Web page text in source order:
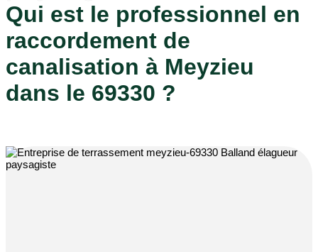
Qui est le professionnel en
raccordement de
canalisation à Meyzieu
dans le 69330 ?